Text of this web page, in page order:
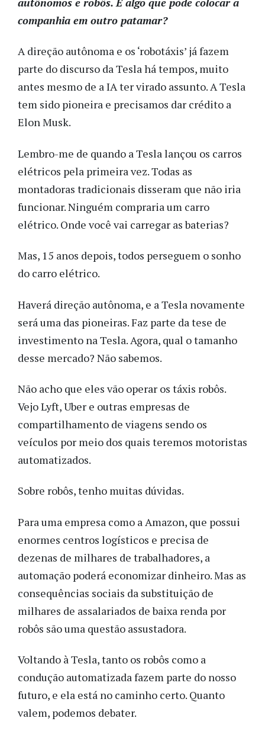
companhia em outro patamar?
A direção autônoma e os ‘robotáxis’ já fazem
parte do discurso da Tesla há tempos, muito
antes mesmo de a IA ter virado assunto. A Tesla
tem sido pioneira e precisamos dar crédito a
Elon Musk.
Lembro-me de quando a Tesla lançou os carros
elétricos pela primeira vez. Todas as
montadoras tradicionais disseram que não iria
funcionar. Ninguém compraria um carro
elétrico. Onde você vai carregar as baterias?
Mas, 15 anos depois, todos perseguem o sonho
do carro elétrico.
Haverá direção autônoma, e a Tesla novamente
será uma das pioneiras. Faz parte da tese de
investimento na Tesla. Agora, qual o tamanho
desse mercado? Não sabemos.
Não acho que eles vão operar os táxis robôs.
Vejo Lyft, Uber e outras empresas de
compartilhamento de viagens sendo os
veículos por meio dos quais teremos motoristas
automatizados.
Sobre robôs, tenho muitas dúvidas.
Para uma empresa como a Amazon, que possui
enormes centros logísticos e precisa de
dezenas de milhares de trabalhadores, a
automação poderá economizar dinheiro. Mas as
consequências sociais da substituição de
milhares de assalariados de baixa renda por
robôs são uma questão assustadora.
Voltando à Tesla, tanto os robôs como a
condução automatizada fazem parte do nosso
futuro, e ela está no caminho certo. Quanto
valem, podemos debater.